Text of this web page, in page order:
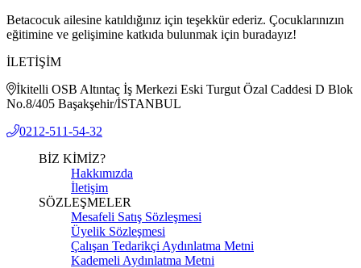
Betacocuk ailesine katıldığınız için teşekkür ederiz. Çocuklarınızın
eğitimine ve gelişimine katkıda bulunmak için buradayız!
İLETİŞİM
İkitelli OSB Altıntaç İş Merkezi Eski Turgut Özal Caddesi D Blok
No.8/405 Başakşehir/İSTANBUL
0212-511-54-32
BİZ KİMİZ?
Hakkımızda
İletişim
SÖZLEŞMELER
Mesafeli Satış Sözleşmesi
Üyelik Sözleşmesi
Çalışan Tedarikçi Aydınlatma Metni
Kademeli Aydınlatma Metni